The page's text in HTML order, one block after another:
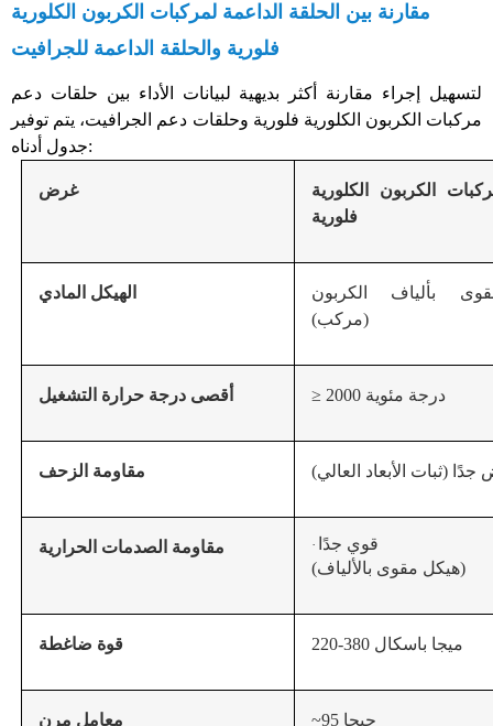
مقارنة بين الحلقة الداعمة لمركبات الكربون الكلورية
فلورية والحلقة الداعمة للجرافيت
لتسهيل إجراء مقارنة أكثر بديهية لبيانات الأداء بين حلقات دعم
مركبات الكربون الكلورية فلورية وحلقات دعم الجرافيت، يتم توفير
جدول أدناه:
غرض
الكربون الكلورية
فلورية
الهيكل المادي
بألياف الكربون
(مركب)
أقصى درجة حرارة التشغيل
مقاومة الزحف (ثبات الأبعاد العالي)
مقاومة الصدمات الحرارية · قوي جدًا
(هيكل مقوى بالألياف)
قوة ضاغطة
معامل مرن